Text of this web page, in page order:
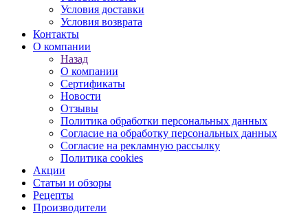
Условия доставки
Условия возврата
Контакты
О компании
Назад
О компании
Сертификаты
Новости
Отзывы
Политика обработки персональных данных
Согласие на обработку персональных данных
Согласие на рекламную рассылку
Политика cookies
Акции
Статьи и обзоры
Рецепты
Производители